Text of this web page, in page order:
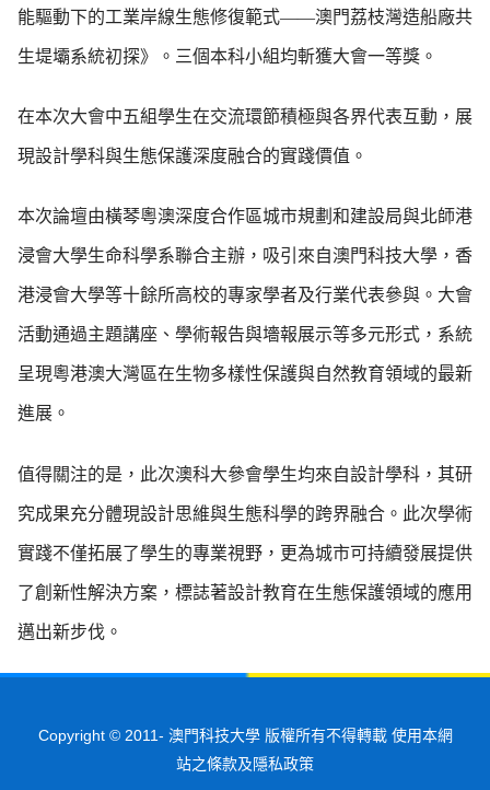
能驅動下的工業岸線生態修復範式——澳門荔枝灣造船廠共
生堤壩系統初探》。三個本科小組均斬獲大會一等獎。
在本次大會中五組學生在交流環節積極與各界代表互動，展
現設計學科與生態保護深度融合的實踐價值。
本次論壇由橫琴粵澳深度合作區城市規劃和建設局與北師港
浸會大學生命科學系聯合主辦，吸引來自澳門科技大學，香
港浸會大學等十餘所高校的專家學者及行業代表參與。大會
活動通過主題講座、學術報告與墻報展示等多元形式，系統
呈現粵港澳大灣區在生物多樣性保護與自然教育領域的最新
進展。
值得關注的是，此次澳科大參會學生均來自設計學科，其研
究成果充分體現設計思維與生態科學的跨界融合。此次學術
實踐不僅拓展了學生的專業視野，更為城市可持續發展提供
了創新性解決方案，標誌著設計教育在生態保護領域的應用
邁出新步伐。
Copyright © 2011- 澳門科技大學 版權所有不得轉載 使用本網
站之條款及隱私政策